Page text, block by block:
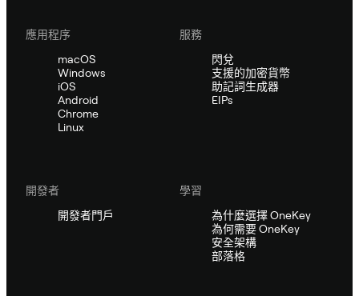
應用程序
macOS
Windows
iOS
Android
Chrome
Linux
服務
閃兌
支援的加密貨幣
助記詞生成器
EIPs
開發者
開發者門戶
學習
為什麼選擇 OneKey
為何需要 OneKey
安全架構
部落格